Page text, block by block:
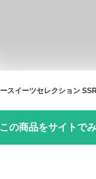
この商品をサイトで